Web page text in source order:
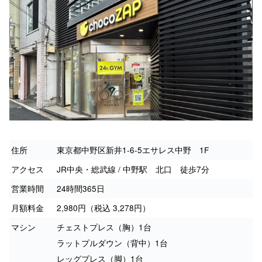
住所
東京都中野区新井1-6-5エサレス中野 1F
アクセス
JR中央・総武線 / 中野駅 北口 徒歩7分
営業時間
24時間365日
月額料金
2,980円（税込 3,278円）
マシン
チェストプレス（胸）1台
ラットプルダウン（背中）1台
レッグプレス（脚）1台